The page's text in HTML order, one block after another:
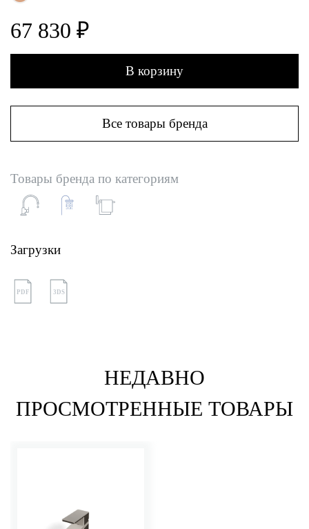
67 830 ₽
В корзину
Все товары бренда
Товары бренда по категориям
Загрузки
PDF 3DS
НЕДАВНО
ПРОСМОТРЕННЫЕ ТОВАРЫ